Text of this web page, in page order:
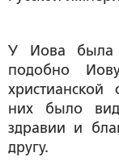
У Иова была
подобно
них было
здравии и
другу.